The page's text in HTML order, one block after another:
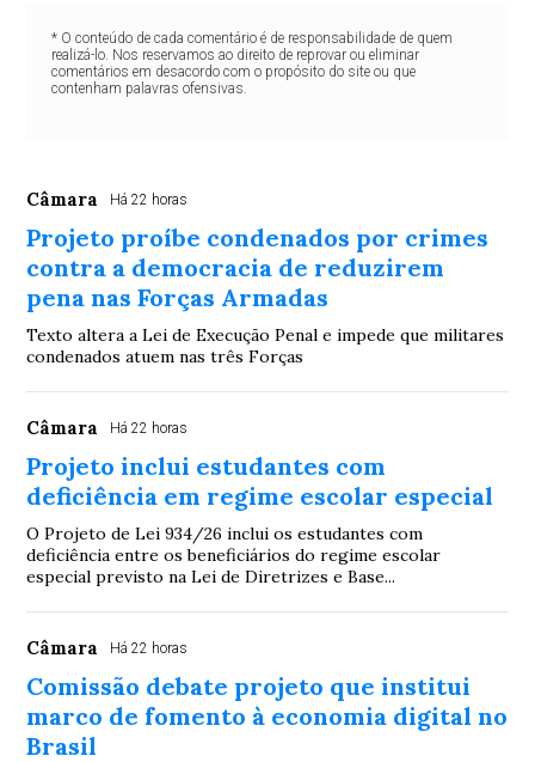
* O conteúdo de cada comentário é de responsabilidade de quem
realizá-lo. Nos reservamos ao direito de reprovar ou eliminar
comentários em desacordo com o propósito do site ou que
contenham palavras ofensivas.
Câmara Há 22 horas
Projeto proíbe condenados por crimes
contra a democracia de reduzirem
pena nas Forças Armadas
Texto altera a Lei de Execução Penal e impede que militares
condenados atuem nas três Forças
Câmara Há 22 horas
Projeto inclui estudantes com
deficiência em regime escolar especial
O Projeto de Lei 934/26 inclui os estudantes com
deficiência entre os beneficiários do regime escolar
especial previsto na Lei de Diretrizes e Base...
Câmara Há 22 horas
Comissão debate projeto que institui
marco de fomento à economia digital no
Brasil